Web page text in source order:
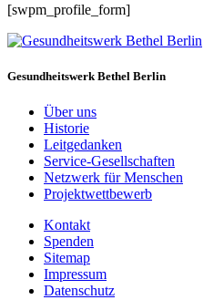
[swpm_profile_form]
Gesundheitswerk Bethel Berlin
Über uns
Historie
Leitgedanken
Service-Gesellschaften
Netzwerk für Menschen
Projektwettbewerb
Kontakt
Spenden
Sitemap
Impressum
Datenschutz